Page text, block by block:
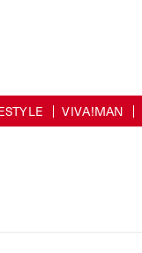
VIVA!MAN